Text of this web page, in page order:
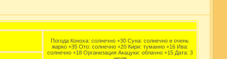
Погода Коноха: солнечно +30 Суна: солнечно и очень
жарко +35 Ото: солнечно +20 Кири: туманно +16 Ива:
солнечно +18 Организация Акацуки: облачно +15 Дата: 3